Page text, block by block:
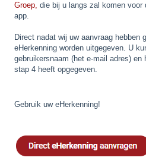
Groep, die bij u langs zal komen
app.
Direct nadat wij uw aanvraag hebben
eHerkenning worden uitgegeven. U
gebruikersnaam (het e-mail adres) en
stap 4 heeft opgegeven.
Gebruik uw eHerkenning!